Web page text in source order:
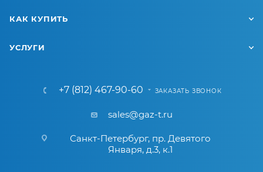
КАК КУПИТЬ
УСЛУГИ
+7 (812) 467-90-60 ЗАКАЗАТЬ ЗВОНОК
sales@gaz-t.ru
Санкт-Петербург, пр. Девятого
Января, д.3, к.1